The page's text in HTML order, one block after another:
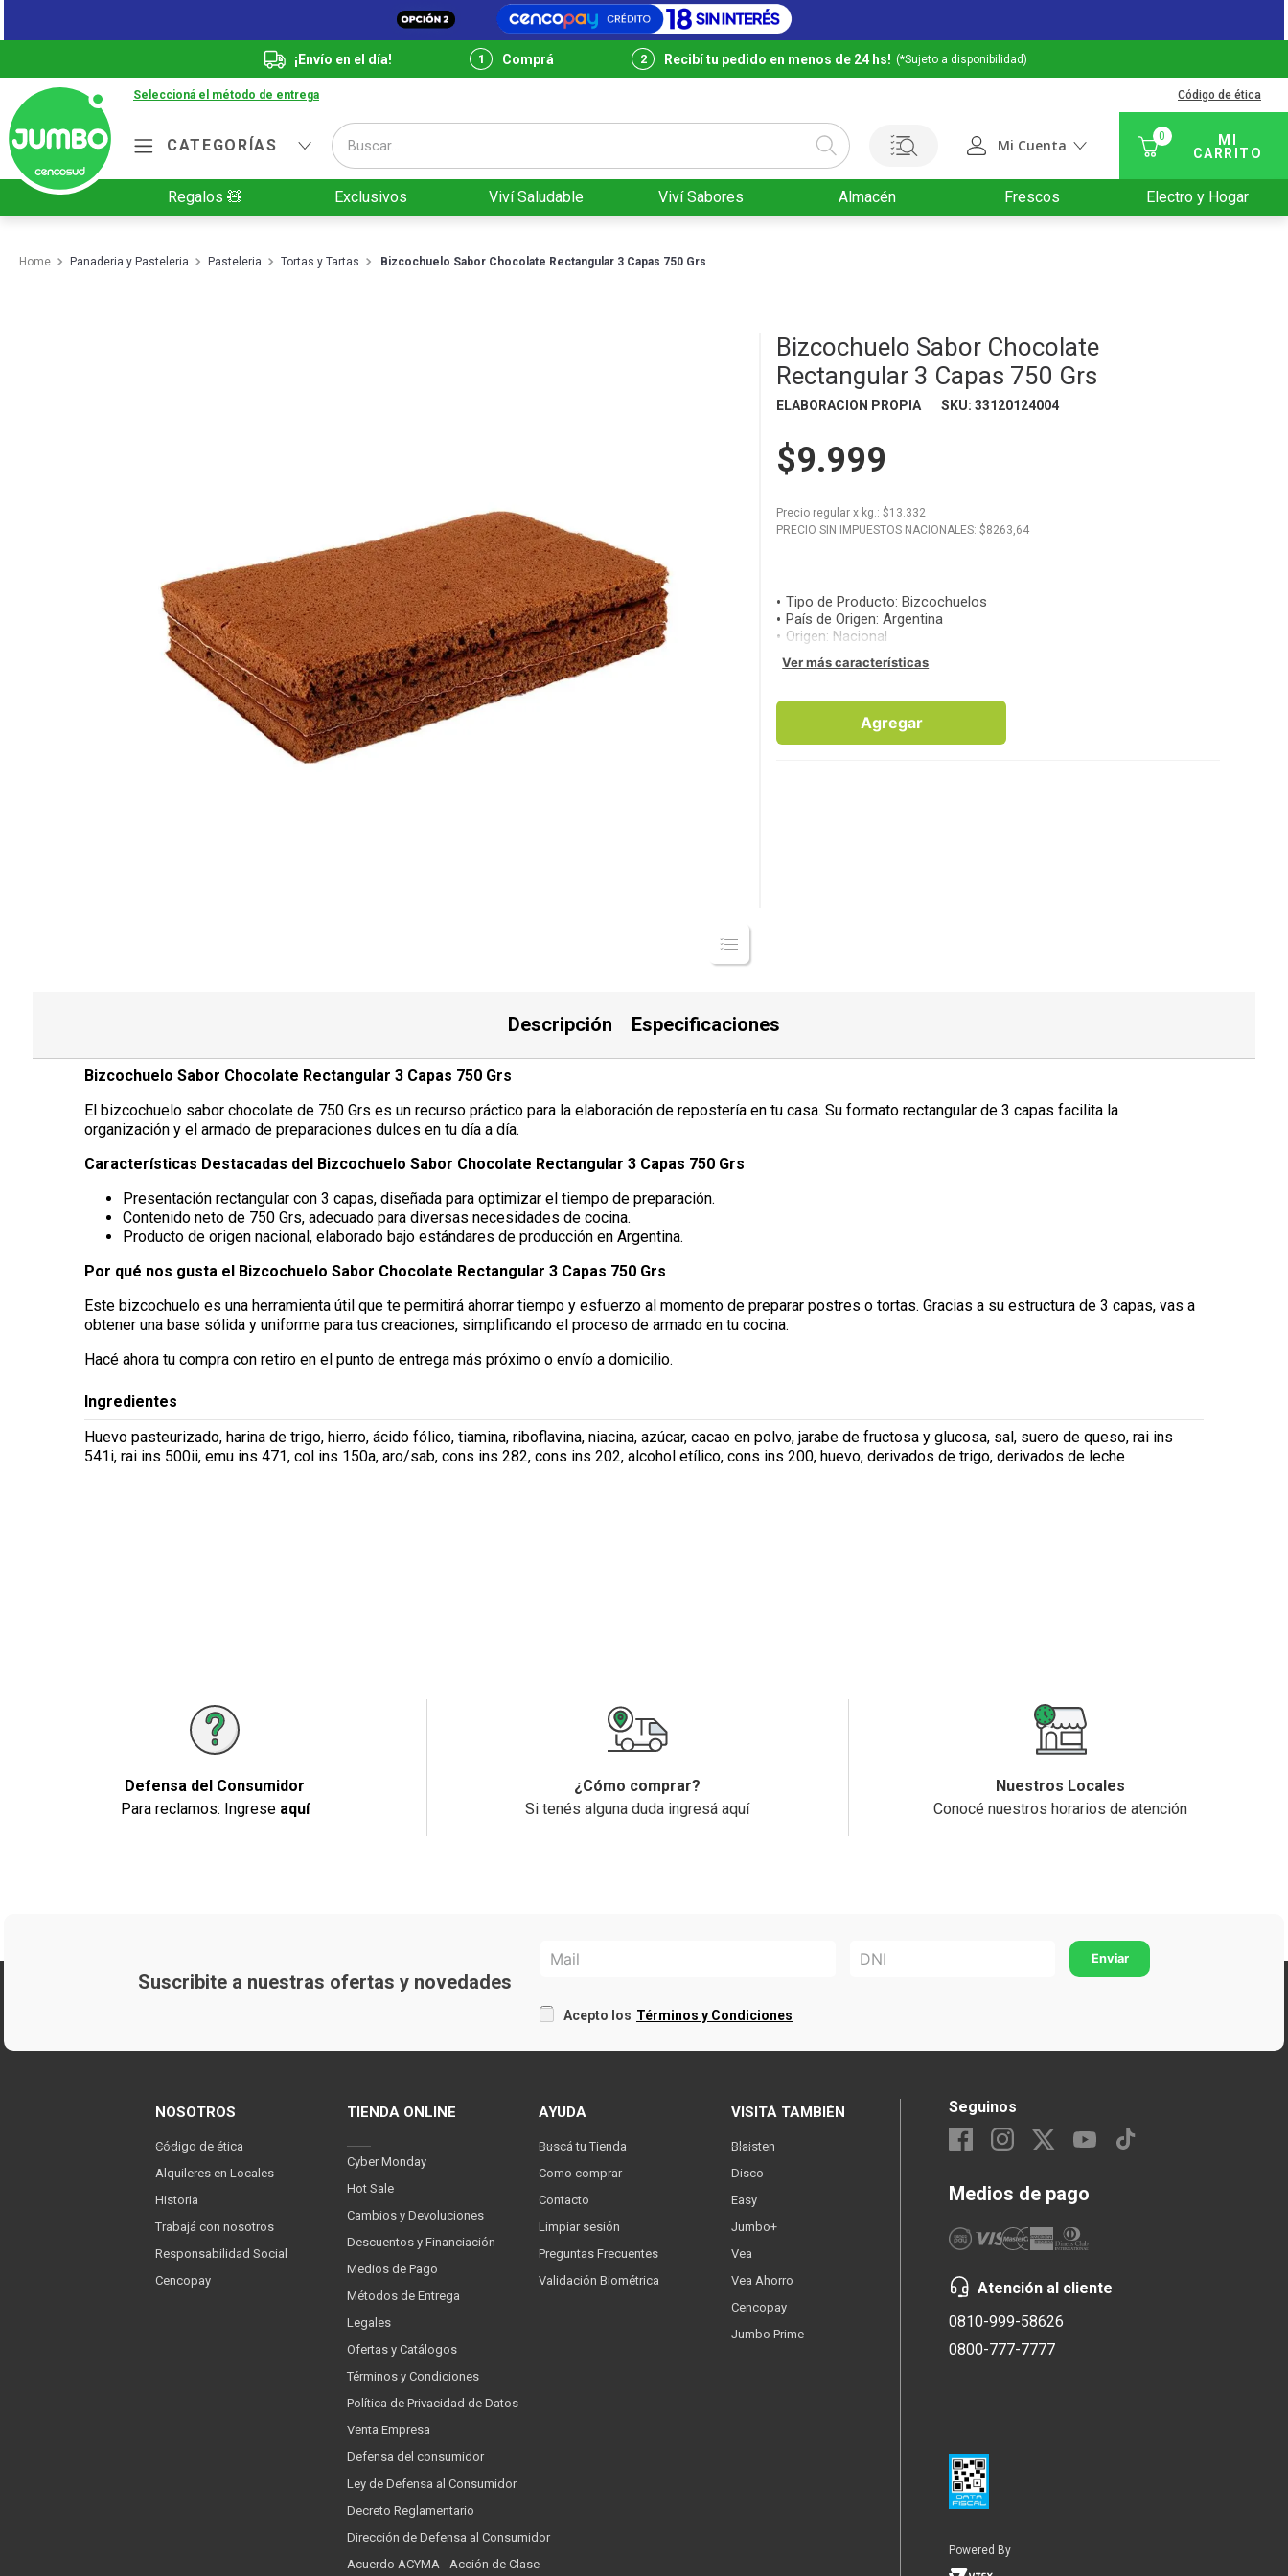
¡Envío en el día! Comprá Recibí tu pedido en menos de 24 hs! (*Sujeto a disponibilidad)
Seleccioná el método de entrega Código de ética
CATEGORÍAS
Buscar...
Mi Cuenta
0
Regalos 🧸 Exclusivos Viví Saludable Viví Sabores Almacén Frescos Electro y Hogar
Panaderia y Pasteleria Pasteleria Tortas y Tartas Bizcochuelo Sabor Chocolate Rectangular 3 Capas 750 Grs
Bizcochuelo Sabor Chocolate
Rectangular 3 Capas 750 Grs
ELABORACION PROPIA SKU:33120124004
$9.999
Precio regular x kg.: $13.332
PRECIO SIN IMPUESTOS NACIONALES: $8263,64
Tipo de Producto: Bizcochuelos
País de Origen:Argentina
Origen: Nacional
Ver más características
Agregar
Descripción Especificaciones
Bizcochuelo Sabor Chocolate Rectangular 3 Capas 750 Grs
El bizcochuelo sabor chocolate de 750 Grs es un recurso práctico para la elaboración de repostería en tu casa. Su formato rectangular de 3 capas facilita la
organización y el armado de preparaciones dulces en tu día a día.
Características Destacadas del Bizcochuelo Sabor Chocolate Rectangular 3 Capas 750 Grs
Presentación rectangular con 3 capas, diseñada para optimizar el tiempo de preparación.
Contenido neto de 750 Grs, adecuado para diversas necesidades de cocina.
Producto de origen nacional, elaborado bajo estándares de producción en Argentina.
Por qué nos gusta el Bizcochuelo Sabor Chocolate Rectangular 3 Capas 750 Grs
Este bizcochuelo es una herramienta útil que te permitirá ahorrar tiempo y esfuerzo al momento de preparar postres o tortas. Gracias a su estructura de 3 capas, vas a
obtener una base sólida y uniforme para tus creaciones, simplificando el proceso de armado en tu cocina.
Hacé ahora tu compra con retiro en el punto de entrega más próximo o envío a domicilio.
Ingredientes
Huevo pasteurizado, harina de trigo, hierro, ácido fólico, tiamina, riboflavina, niacina, azúcar, cacao en polvo, jarabe de fructosa y glucosa, sal, suero de queso, rai ins
541i, rai ins 500ii, emu ins 471, col ins 150a, aro/sab, cons ins 282, cons ins 202, alcohol etílico, cons ins 200, huevo, derivados de trigo, derivados de leche
Defensa del Consumidor
Para reclamos: Ingrese aquí
¿Cómo comprar?
Si tenés alguna duda ingresá aquí
Nuestros Locales
Conocé nuestros horarios de atención
Suscribite a nuestras ofertas y novedades
Acepto los Términos y Condiciones
NOSOTROS
Código de ética
Alquileres en Locales
Historia
Trabajá con nosotros
Responsabilidad Social
Cencopay
TIENDA ONLINE
Cyber Monday
Hot Sale
Cambios y Devoluciones
Descuentos y Financiación
Medios de Pago
Métodos de Entrega
Legales
Ofertas y Catálogos
Términos y Condiciones
Política de Privacidad de Datos
Venta Empresa
Defensa del consumidor
Ley de Defensa al Consumidor
Decreto Reglamentario
Dirección de Defensa al Consumidor
Acuerdo ACYMA - Acción de Clase
AYUDA
Buscá tu Tienda
Como comprar
Contacto
Limpiar sesión
Preguntas Frecuentes
Validación Biométrica
VISITÁ TAMBIÉN
Blaisten
Disco
Easy
Jumbo+
Vea
Vea Ahorro
Cencopay
Jumbo Prime
Seguinos
Medios de pago
Atención al cliente
0810-999-58626
0800-777-7777
Powered By
Términos más buscados
2
Cafe